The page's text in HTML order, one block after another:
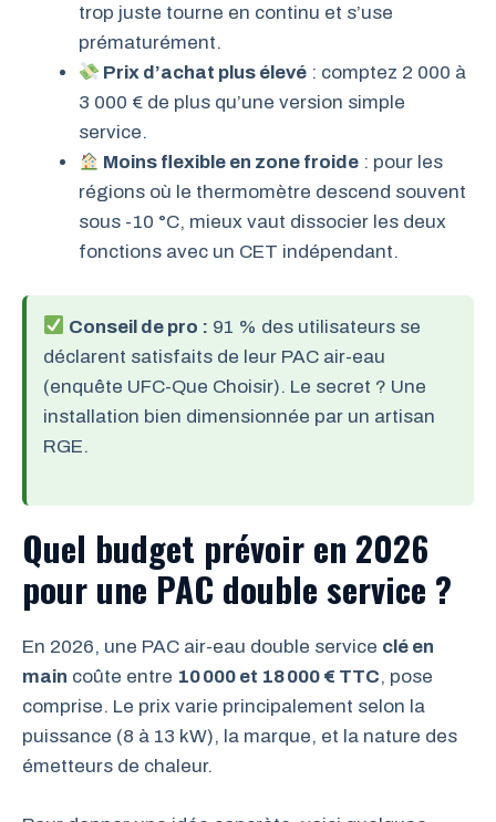
trop juste tourne en continu et s’use
prématurément.
Prix d’achat plus élevé : comptez 2 000 à
3 000 € de plus qu’une version simple
service.
Moins flexible en zone froide : pour les
régions où le thermomètre descend souvent
sous -10 °C, mieux vaut dissocier les deux
fonctions avec un CET indépendant.
Conseil de pro : 91 % des utilisateurs se
déclarent satisfaits de leur PAC air-eau
(enquête UFC-Que Choisir). Le secret ? Une
installation bien dimensionnée par un artisan
RGE.
Quel budget prévoir en 2026
pour une PAC double service ?
En 2026, une PAC air-eau double service clé en
main coûte entre 10 000 et 18 000 € TTC, pose
comprise. Le prix varie principalement selon la
puissance (8 à 13 kW), la marque, et la nature des
émetteurs de chaleur.